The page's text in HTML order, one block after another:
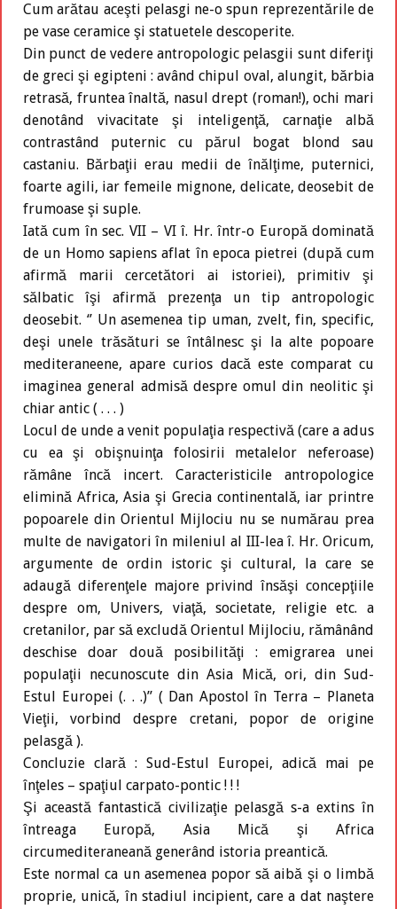
Cum arătau aceşti pelasgi ne-o spun reprezentările de
pe vase ceramice şi statuetele descoperite.
Din punct de vedere antropologic pelasgii sunt diferiţi
de greci şi egipteni : având chipul oval, alungit, bărbia
retrasă, fruntea înaltă, nasul drept (roman!), ochi mari
denotând vivacitate şi inteligenţă, carnaţie albă
contrastând puternic cu părul bogat blond sau
castaniu. Bărbaţii erau medii de înălţime, puternici,
foarte agili, iar femeile mignone, delicate, deosebit de
frumoase şi suple.
Iată cum în sec. VII – VI î. Hr. într-o Europă dominată
de un Homo sapiens aflat în epoca pietrei (după cum
afirmă marii cercetători ai istoriei), primitiv şi
sălbatic îşi afirmă prezenţa un tip antropologic
deosebit. ‘’ Un asemenea tip uman, zvelt, fin, specific,
deşi unele trăsături se întâlnesc şi la alte popoare
mediteraneene, apare curios dacă este comparat cu
imaginea general admisă despre omul din neolitic şi
chiar antic ( . . . )
Locul de unde a venit populaţia respectivă (care a adus
cu ea şi obişnuinţa folosirii metalelor neferoase)
rămâne încă incert. Caracteristicile antropologice
elimină Africa, Asia şi Grecia continentală, iar printre
popoarele din Orientul Mijlociu nu se numărau prea
multe de navigatori în mileniul al III-lea î. Hr. Oricum,
argumente de ordin istoric şi cultural, la care se
adaugă diferenţele majore privind însăşi concepţiile
despre om, Univers, viaţă, societate, religie etc. a
cretanilor, par să excludă Orientul Mijlociu, rămânând
deschise doar două posibilităţi : emigrarea unei
populaţii necunoscute din Asia Mică, ori, din Sud-
Estul Europei (. . .)’’ ( Dan Apostol în Terra – Planeta
Vieţii, vorbind despre cretani, popor de origine
pelasgă ).
Concluzie clară : Sud-Estul Europei, adică mai pe
înţeles – spaţiul carpato-pontic ! ! !
Şi această fantastică civilizaţie pelasgă s-a extins în
întreaga Europă, Asia Mică şi Africa
circumediteraneană generând istoria preantică.
Este normal ca un asemenea popor să aibă şi o limbă
proprie, unică, în stadiul incipient, care a dat naştere